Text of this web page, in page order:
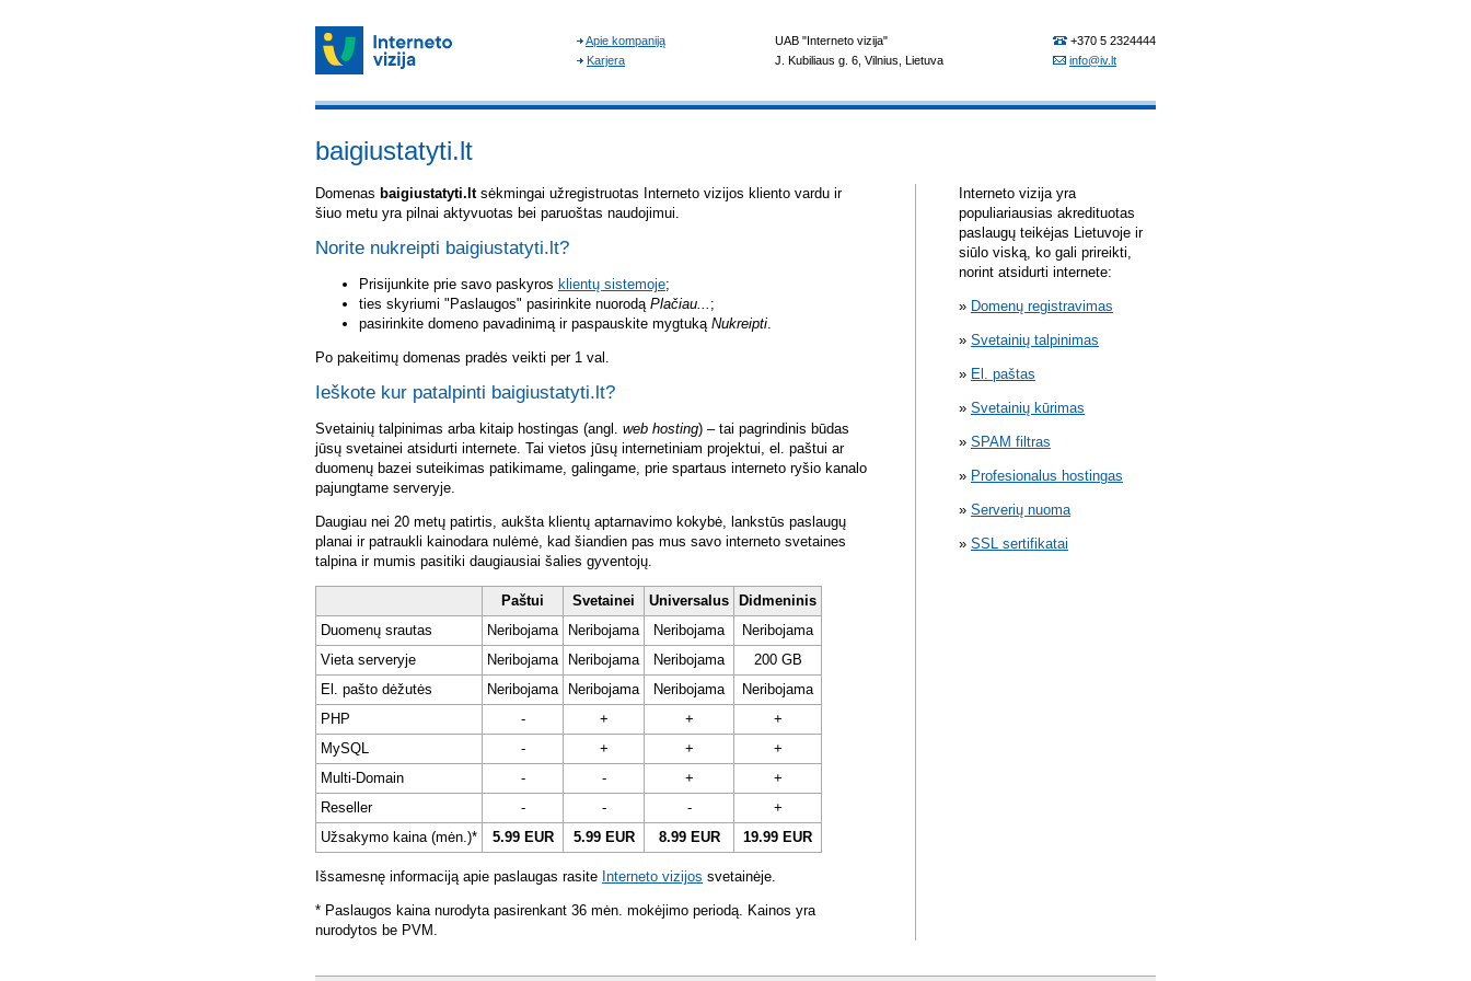
baigiustatyti.lt
Domenas baigiustatyti.ltsėkmingai užregistruotas Interneto vizijos kliento vardu ir
šiuo metu yra pilnai aktyvuotas bei paruoštas naudojimui.
Norite nukreipti baigiustatyti.lt?
Prisijunkite prie savo paskyros klientų sistemoje;
ties skyriumi "Paslaugos" pasirinkite nuorodą Plačiau... ;
pasirinkite domeno pavadinimą ir paspauskite mygtuką Nukreipti.
Po pakeitimų domenas pradės veikti per 1 val.
Ieškote kur patalpinti baigiustatyti.lt?
Svetainių talpinimas arba kitaip hostingas (angl. web hosting) – tai pagrindinis būdas
jūsų svetainei atsidurti internete. Tai vietos jūsų internetiniam projektui, el. paštui ar
duomenų bazei suteikimas patikimame, galingame, prie spartaus interneto ryšio kanalo
pajungtame serveryje.
Daugiau nei 20 metų patirtis, aukšta klientų aptarnavimo kokybė, lankstūs paslaugų
planai ir patraukli kainodara nulėmė, kad šiandien pas mus savo interneto svetaines
talpina ir mumis pasitiki daugiausiai šalies gyventojų.
Paštui Svetainei Universalus
Didmeninis
Duomenų srautas
Neribojama Neribojama Neribojama
Neribojama
Vieta serveryje
Neribojama Neribojama Neribojama
200 GB
El. pašto dėžutės
Neribojama Neribojama Neribojama
Neribojama
PHP
- + +
+
MySQL
- + +
+
Multi-Domain
- - +
+
Reseller
- - -
+
Užsakymo kaina (mėn.)*
5.99 EUR 5.99 EUR 8.99 EUR 19.99 EUR
Išsamesnę informaciją apie paslaugas rasite Interneto vizijos svetainėje.
* Paslaugos kaina nurodyta pasirenkant 36 mėn. mokėjimo periodą. Kainos yra
nurodytos be PVM.
Interneto vizija yra
populiariausias akredituotas
paslaugų teikėjas Lietuvoje ir
siūlo viską, ko gali prireikti,
norint atsidurti internete:
Domenų registravimas
Svetainių talpinimas
El. paštas
Svetainių kūrimas
SPAM filtras
Profesionalus hostingas
Serverių nuoma
SSL sertifikatai